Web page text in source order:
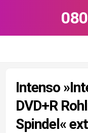
Intenso
DVD+R
Spindel«